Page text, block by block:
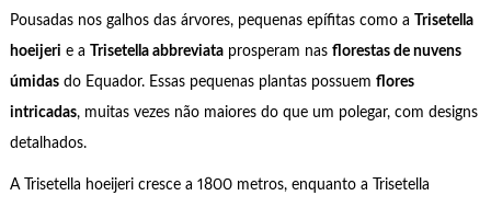
Pousadas nos galhos das árvores, pequenas epífitas como a Trisetella
hoeijeri e a Trisetella abbreviataprosperam nas florestas de nuvens
úmidasdo Equador. Essas pequenas plantas possuem flores
intricadas, muitas vezes não maiores do que um polegar, com designs
detalhados.
A Trisetella hoeijeri cresce a 1800 metros, enquanto a Trisetella